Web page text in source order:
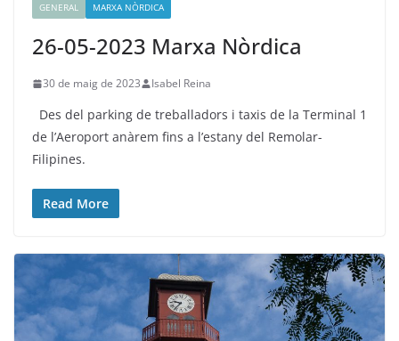
GENERAL MARXA NÒRDICA
26-05-2023 Marxa Nòrdica
30 de maig de 2023 Isabel Reina
Des del parking de treballadors i taxis de la Terminal 1
de l’Aeroport anàrem fins a l’estany del Remolar-
Filipines.
Read More